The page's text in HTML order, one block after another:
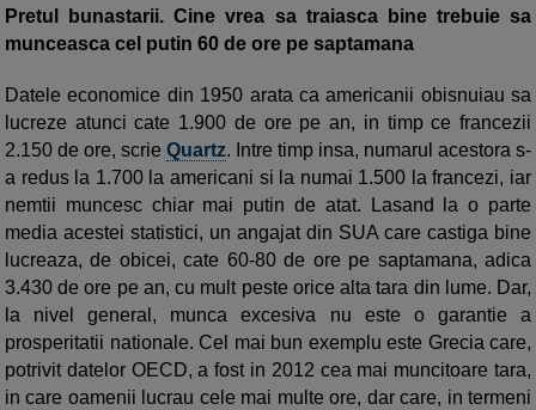
Pretul bunastarii. Cine vrea sa traiasca bine trebuie sa
munceasca cel putin 60 de ore pe saptamana
Datele economice din 1950 arata ca americanii obisnuiau sa
lucreze atunci cate 1.900 de ore pe an, in timp ce francezii
2.150 de ore, scrie Quartz. Intre timp insa, numarul acestora s-
a redus la 1.700 la americani si la numai 1.500 la francezi, iar
nemtii muncesc chiar mai putin de atat. Lasand la o parte
media acestei statistici, un angajat din SUA care castiga bine
lucreaza, de obicei, cate 60-80 de ore pe saptamana, adica
3.430 de ore pe an, cu mult peste orice alta tara din lume. Dar,
la nivel general, munca excesiva nu este o garantie a
prosperitatii nationale. Cel mai bun exemplu este Grecia care,
potrivit datelor OECD, a fost in 2012 cea mai muncitoare tara,
in care oamenii lucrau cele mai multe ore, dar care, in termeni